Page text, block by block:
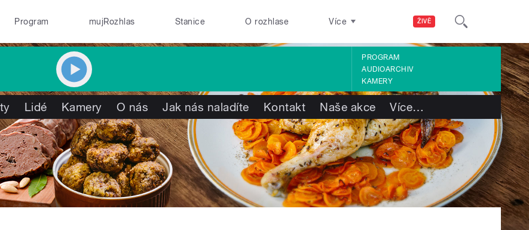
ŽIVĚ
Program mujRozhlas Stanice O rozhlase Více
PROGRAM
AUDIOARCHIV
KAMERY
Lidé Kamery O nás Jak nás naladíte Kontakt Naše akce Více…